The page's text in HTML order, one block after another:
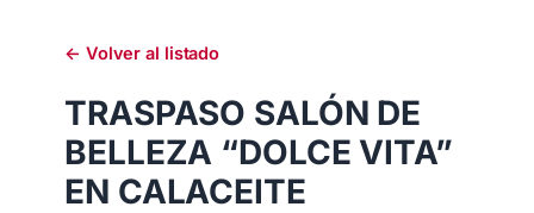
← Volver al listado
TRASPASO SALÓN DE
BELLEZA “DOLCE VITA”
EN CALACEITE